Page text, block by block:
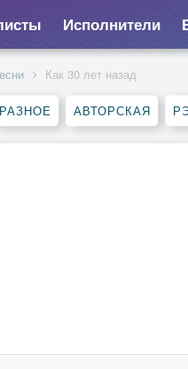
Исполнители
Как 30 лет назад
РАЗНОЕ АВТОРСКАЯ